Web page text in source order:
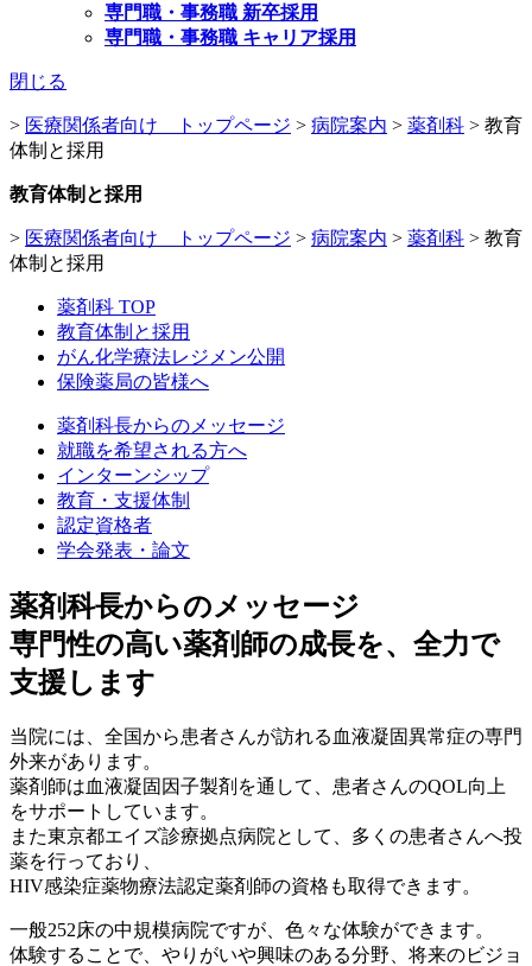
専門職・事務職 新卒採用
専門職・事務職 キャリア採用
閉じる
> 医療関係者向け トップページ > 病院案内 > 薬剤科 > 教育
体制と採用
教育体制と採用
> 医療関係者向け トップページ > 病院案内 > 薬剤科 > 教育
体制と採用
薬剤科 TOP
教育体制と採用
がん化学療法レジメン公開
保険薬局の皆様へ
薬剤科長からのメッセージ
就職を希望される方へ
インターンシップ
教育・支援体制
認定資格者
学会発表・論文
薬剤科長からのメッセージ
専門性の高い薬剤師の成長を、全力で
支援します
当院には、全国から患者さんが訪れる血液凝固異常症の専門
外来があります。
薬剤師は血液凝固因子製剤を通して、患者さんのQOL向上
をサポートしています。
また東京都エイズ診療拠点病院として、多くの患者さんへ投
薬を行っており、
HIV感染症薬物療法認定薬剤師の資格も取得できます。
一般252床の中規模病院ですが、色々な体験ができます。
体験することで、やりがいや興味のある分野、将来のビジョ